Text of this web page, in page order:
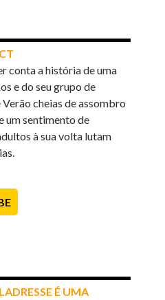
conta a história de uma
e do seu grupo de
cheias de assombro
um sentimento de
à sua volta lutam
É UMA